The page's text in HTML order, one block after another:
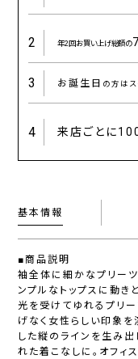
2 年2回お買い上げ総額の
3 お誕生日 の方は
4 来店ごとに
基本情報
■商品説明
袖全体に細かなプリー
ンプルなトップスに動き
光を受けてゆれるプリー
げなく女性らしい印象を
した縦のラインを生み出
れた着こなしに。オフィ